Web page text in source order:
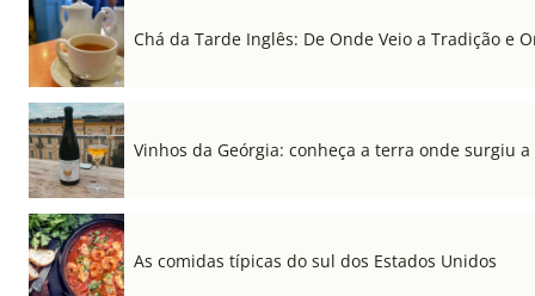
Chá da Tarde Inglês: De Onde Veio a Tradição e
Vinhos da Geórgia: conheça a terra onde surgiu
As comidas típicas do sul dos Estados Unidos